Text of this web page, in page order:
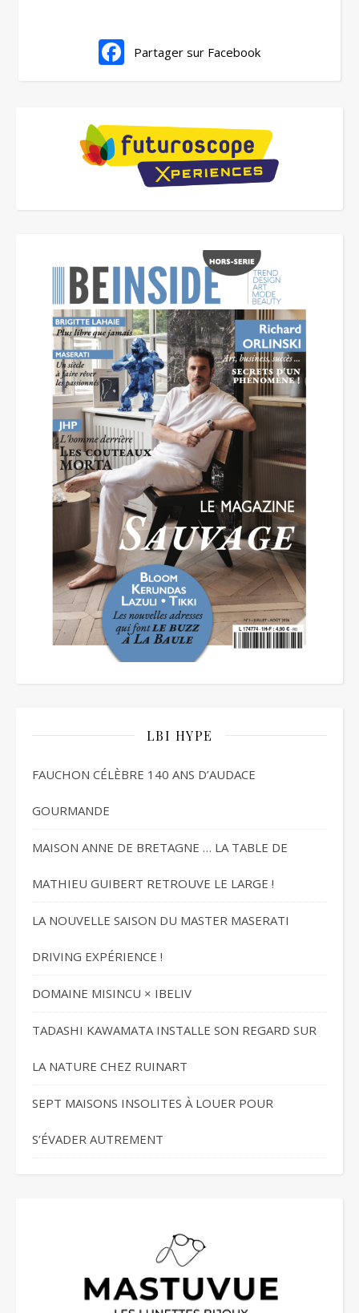
Partager sur Facebook
LBI HYPE
FAUCHON CÉLÈBRE 140 ANS D’AUDACE
GOURMANDE
MAISON ANNE DE BRETAGNE … LA TABLE DE
MATHIEU GUIBERT RETROUVE LE LARGE !
LA NOUVELLE SAISON DU MASTER MASERATI
DRIVING EXPÉRIENCE !
DOMAINE MISINCU × IBELIV
TADASHI KAWAMATA INSTALLE SON REGARD SUR
LA NATURE CHEZ RUINART
SEPT MAISONS INSOLITES À LOUER POUR
S’ÉVADER AUTREMENT